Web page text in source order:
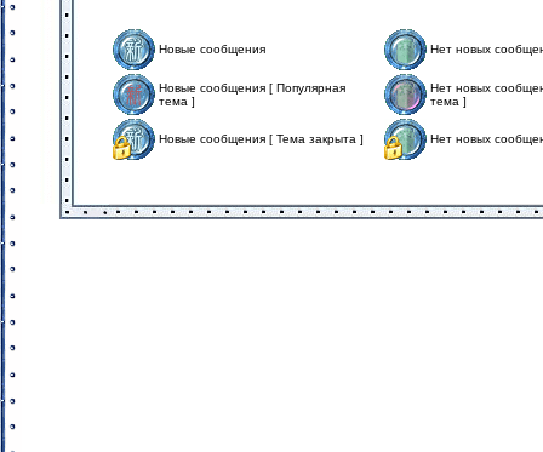
Новые сообщения Нет новых
Новые сообщения [ Популярная
тема ]
Нет новых
тема ]
Новые сообщения [ Тема закрыта ] Нет новых